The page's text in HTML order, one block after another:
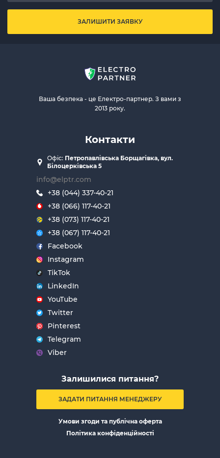
ЗАЛИШИТИ ЗАЯВКУ
Ваша безпека - це Електро-партнер. З вами з
2013 року.
Контакти
Офіс: Петропавлівська Борщагівка, вул.
Білоцерківська 5
info@elptr.com
+38 (044) 337-40-21
+38 (066) 117-40-21
+38 (073) 117-40-21
+38 (067) 117-40-21
Facebook
Instagram
TikTok
LinkedIn
YouTube
Twitter
Pinterest
Telegram
Viber
Залишилися питання?
ЗАДАТИ ПИТАННЯ МЕНЕДЖЕРУ
Умови згоди та публічна оферта
Політика конфіденційності